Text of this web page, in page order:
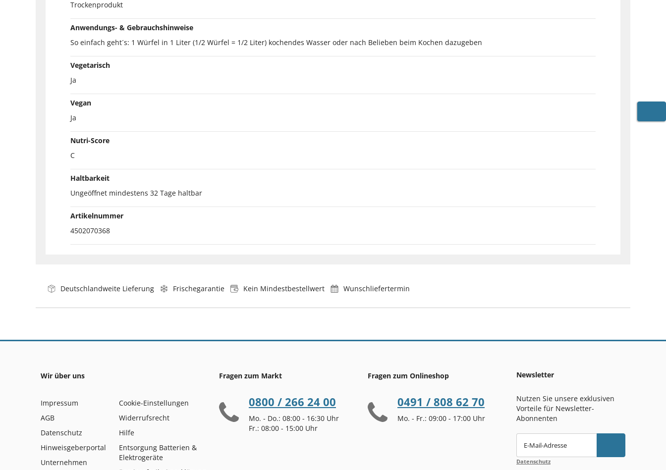
Trockenprodukt
Anwendungs- & Gebrauchshinweise
So einfach geht´s: 1 Würfel in 1 Liter (1/2 Würfel = 1/2 Liter) kochendes Wasser oder nach Belieben beim Kochen dazugeben
Vegetarisch
Ja
Vegan
Ja
Nutri-Score
C
Haltbarkeit
Ungeöffnet mindestens 32 Tage haltbar
Artikelnummer
4502070368
Deutschlandweite Lieferung Frischegarantie Kein Mindestbestellwert Wunschliefertermin
Wir über uns
Impressum
AGB
Datenschutz
Hinweisgeberportal
Unternehmen
Cookie-Einstellungen
Widerrufsrecht
Hilfe
Entsorgung Batterien &
Elektrogeräte
Fragen zum Markt
0800 / 266 24 00
Mo. - Do.: 08:00 - 16:30 Uhr
Fr.: 08:00 - 15:00 Uhr
Fragen zum Onlineshop
0491 / 808 62 70
Mo. - Fr.: 09:00 - 17:00 Uhr
Newsletter
Nutzen Sie unsere exklusiven
Vorteile für Newsletter-
Abonnenten
E-Mail-Adresse
Datenschutz